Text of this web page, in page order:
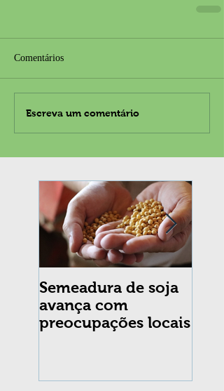
Semeadura de soja
avança com
preocupações locais
Comentários
Escreva um comentário